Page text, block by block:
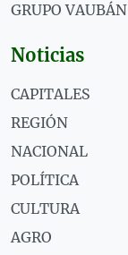
GRUPO VAUBÁN
Noticias
CAPITALES
REGIÓN
NACIONAL
POLÍTICA
CULTURA
AGRO